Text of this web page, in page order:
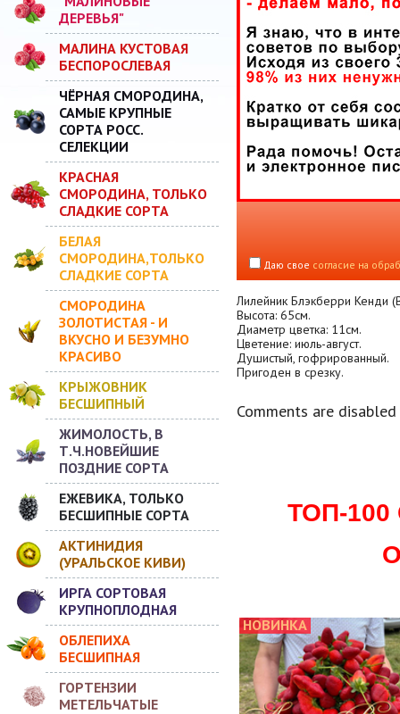
ДЕРЕВЬЯ"
МАЛИНА КУСТОВАЯ
БЕСПОРОСЛЕВАЯ
ЧЁРНАЯ СМОРОДИНА,
САМЫЕ КРУПНЫЕ
СОРТА РОСС.
СЕЛЕКЦИИ
КРАСНАЯ
СМОРОДИНА, ТОЛЬКО
СЛАДКИЕ СОРТА
БЕЛАЯ
СМОРОДИНА,ТОЛЬКО
СЛАДКИЕ СОРТА
СМОРОДИНА
ЗОЛОТИСТАЯ - И
ВКУСНО И БЕЗУМНО
КРАСИВО
КРЫЖОВНИК
БЕСШИПНЫЙ
ЖИМОЛОСТЬ, В
Т.Ч.НОВЕЙШИЕ
ПОЗДНИЕ СОРТА
ЕЖЕВИКА, ТОЛЬКО
БЕСШИПНЫЕ СОРТА
АКТИНИДИЯ
(УРАЛЬСКОЕ КИВИ)
ИРГА СОРТОВАЯ
КРУПНОПЛОДНАЯ
ОБЛЕПИХА
БЕСШИПНАЯ
ГОРТЕНЗИИ
МЕТЕЛЬЧАТЫЕ
Даю свое согласие на
Лилейник Блэкберри Кенди
Высота: 65см.
Диаметр цветка: 11см.
Цветение: июль-август.
Душистый, гофрированный.
Пригоден в срезку.
Comments are disabled
ТОП-
НОВИНКА